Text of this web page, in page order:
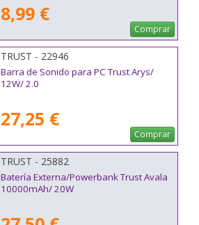
8,99 €
Comprar
TRUST - 22946
Barra de Sonido para PC Trust Arys/
12W/ 2.0
27,25 €
Comprar
TRUST - 25882
Batería Externa/Powerbank Trust Avala
10000mAh/ 20W